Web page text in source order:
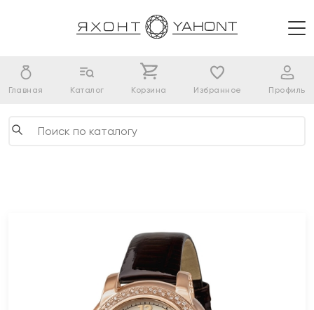
Главная Каталог Корзина Избранное Профиль